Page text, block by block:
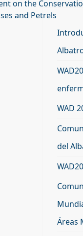
on the
and Petrels
WAD
del
Áreas